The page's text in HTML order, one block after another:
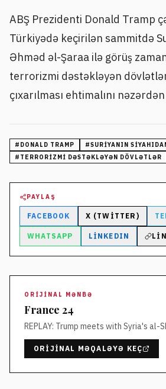
ABŞ Prezidenti Donald Tramp
Türkiyədə keçirilən sammitdə
Əhməd əl-Şaraa ilə görüş
terrorizmi dəstəkləyən dövlətlər
çıxarılması ehtimalını
# DONALD TRAMP #SURIYANIN
# TERRORIZMI DƏSTƏKLƏYƏN DÖVLƏTLƏR
PAYLAŞ
FACEBOOK X (TWITTER)
WHATSAPP LINKEDIN
ORIJINAL MƏNBƏ
France 24
REPLAY: Trump meets with Syria's al-
ORIJINAL MƏQALƏYƏ KEÇ